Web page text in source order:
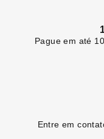
Pague em até
Entre em